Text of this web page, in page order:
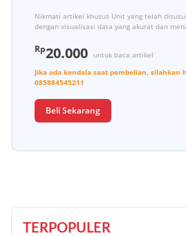
Nikmati artikel khusus Unit yang telah
dengan visualisasi data yang akurat dan
Rp20.000
untuk baca artikel
Jika ada kendala saat pembelian, silahkan
085884545211
Beli Sekarang
TERPOPULER